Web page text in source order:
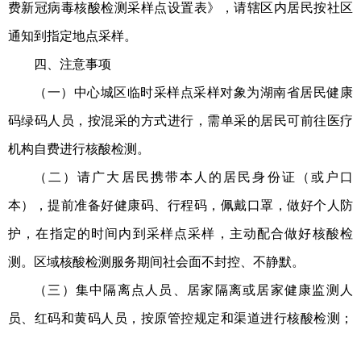
费新冠病毒核酸检测采样点设置表》，请辖区内居民按社区
通知到指定地点采样。
四、注意事项
（一）中心城区临时采样点采样对象为湖南省居民健康
码绿码人员，按混采的方式进行，需单采的居民可前往医疗
机构自费进行核酸检测。
（二）请广大居民携带本人的居民身份证（或户口
本），提前准备好健康码、行程码，佩戴口罩，做好个人防
护，在指定的时间内到采样点采样，主动配合做好核酸检
测。区域核酸检测服务期间社会面不封控、不静默。
（三）集中隔离点人员、居家隔离或居家健康监测人
员、红码和黄码人员，按原管控规定和渠道进行核酸检测；